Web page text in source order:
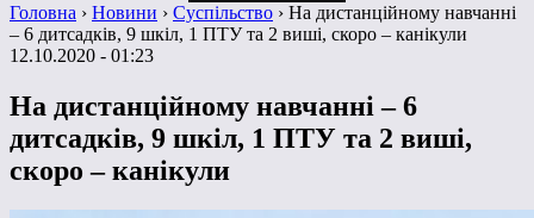
Головна › Новини › Суспільство › На дистанційному навчанні
– 6 дитсадків, 9 шкіл, 1 ПТУ та 2 виші, скоро – канікули
12.10.2020 - 01:23
На дистанційному навчанні – 6
дитсадків, 9 шкіл, 1 ПТУ та 2 виші,
скоро – канікули